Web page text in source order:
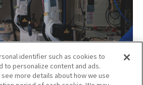
identifier such as cookies to
to personalize content and ads.
more details about how we use